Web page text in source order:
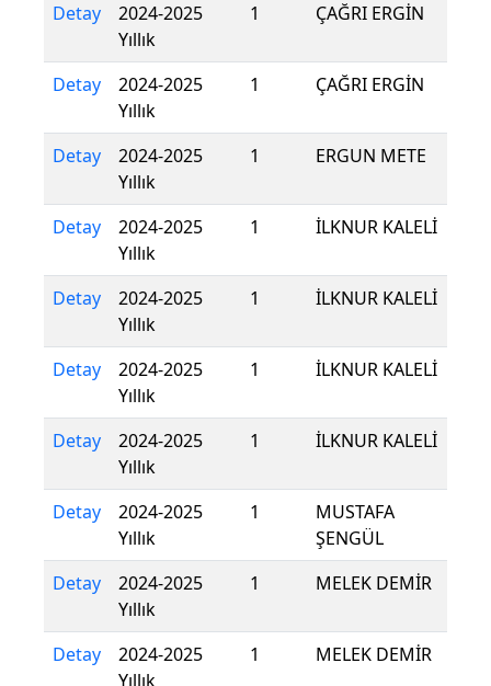
Detay
2024-2025
Yıllık
1 ÇAĞRI ERGİN
Detay
2024-2025
Yıllık
1 ÇAĞRI ERGİN
Detay
2024-2025
Yıllık
1 ERGUN METE
Detay
2024-2025
Yıllık
1 İLKNUR KALELİ
Detay
2024-2025
Yıllık
1 İLKNUR KALELİ
Detay
2024-2025
Yıllık
1 İLKNUR KALELİ
Detay
2024-2025
Yıllık
1 İLKNUR KALELİ
Detay
2024-2025
Yıllık
1
MUSTAFA
ŞENGÜL
Detay
2024-2025
Yıllık
1 MELEK DEMİR
Detay
2024-2025
Yıllık
1 MELEK DEMİR